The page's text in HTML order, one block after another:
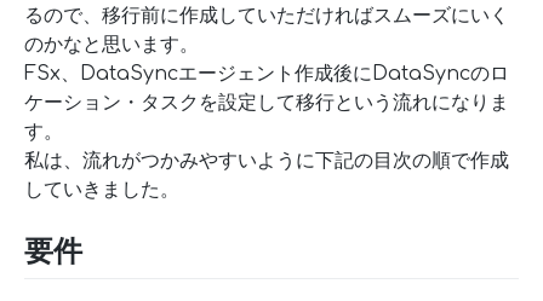
るので、移行前に作成していただければスムーズにいく
のかなと思います。
FSx、DataSyncエージェント作成後にDataSyncのロ
ケーション・タスクを設定して移行という流れになりま
す。
私は、流れがつかみやすいように下記の目次の順で作成
していきました。
要件